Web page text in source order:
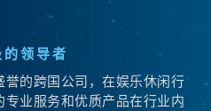
领导者
的跨国公司，在娱乐休闲行
业服务和优质产品在行业内